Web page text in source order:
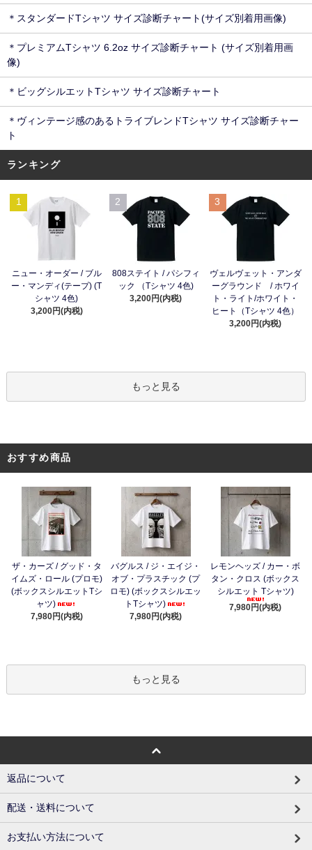
＊スタンダードTシャツ サイズ診断チャート(サイズ別着用画像)
＊プレミアムTシャツ 6.2oz サイズ診断チャート (サイズ別着用画
像)
＊ビッグシルエットTシャツ サイズ診断チャート
＊ヴィンテージ感のあるトライブレンドTシャツ サイズ診断チャー
ト
ランキング
1
ニュー・オーダー / ブル
ー・マンディ(テープ) (T
シャツ 4色)
3,200円(内税)
2
808ステイト / パシフィ
ック （Tシャツ 4色)
3,200円(内税)
3
ヴェルヴェット・アンダ
ーグラウンド / ホワイ
ト・ライト/ホワイト・
ヒート（Tシャツ 4色）
3,200円(内税)
もっと見る
おすすめ商品
ザ・カーズ / グッド・タ
イムズ・ロール (プロモ)
(ボックスシルエットTシ
ャツ)
7,980円(内税)
バグルス / ジ・エイジ・
オブ・プラスチック (プ
ロモ) (ボックスシルエッ
トTシャツ)
7,980円(内税)
レモンヘッズ / カー・ボ
タン・クロス (ボックス
シルエット Tシャツ)
7,980円(内税)
もっと見る
返品について
配送・送料について
お支払い方法について